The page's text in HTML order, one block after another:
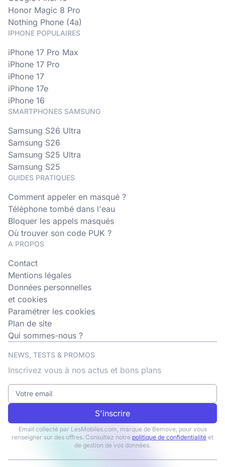
Honor Magic 8 Pro
Nothing Phone (4a)
IPHONE POPULAIRES
iPhone 17 Pro Max
iPhone 17 Pro
iPhone 17
iPhone 17e
iPhone 16
SMARTPHONES SAMSUNG
Samsung S26 Ultra
Samsung S26
Samsung S25 Ultra
Samsung S25
GUIDES PRATIQUES
Comment appeler en masqué ?
Téléphone tombé dans l'eau
Bloquer les appels masqués
Où trouver son code PUK ?
A PROPOS
Contact
Mentions légales
Données personnelles
et cookies
Paramétrer les cookies
Plan de site
Qui sommes-nous ?
NEWS, TESTS & PROMOS
Inscrivez vous à nos actus et bons plans
S'inscrire
Email collecté par LesMobiles.com, marque de Bemove, pour vous
renseigner sur des offres. Consultez notre politique de confidentialité et
de gestion de vos données.